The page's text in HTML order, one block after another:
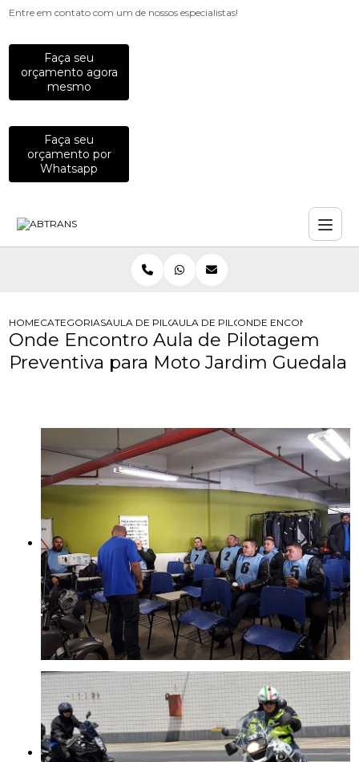
Entre em contato com um de nossos especialistas!
Faça seu
orçamento agora
mesmo
Faça seu
orçamento por
Whatsapp
HOMECATEGORIASAULA DE PILOTAGEMAULA DE PILOTAGEM PARA MOTO
ONDE ENCONTRO
Onde Encontro Aula de Pilotagem
Preventiva para Moto Jardim Guedala